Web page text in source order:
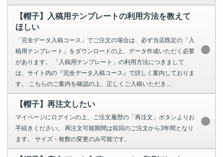
【帽子】入稿用テンプレートの利用方法を教えて
ほしい
「完全データ入稿コース」でご注文の場合は、必ず当店既定の「入
稿用テンプレート」をダウンロードの上、データ作成いただく必要
があります。 「入稿用テンプレート」の利用方法につきまして
は、サイト内の『完全データ入稿コース』で詳しく案内しておりま
す。 こちらのご案内を確認の上、正しくご入稿いただき...
【帽子】再注文したい
マイページにログインの上、ご注文履歴の「再注文」ボタンよりお
手続きください。 再注文可能期間は前回のご注文から3年間となり
ます。 サイズ・枚数の変更のみ可能です。